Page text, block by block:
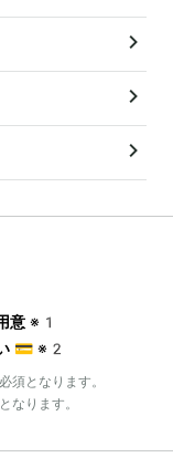
意 ※1
💳 ※2
となります。
ります。